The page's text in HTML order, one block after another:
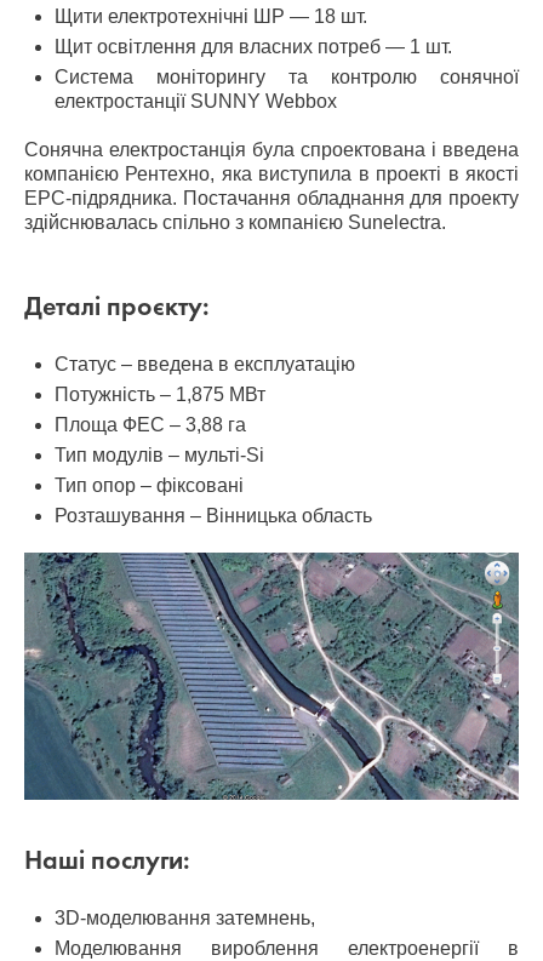
Щити електротехнічні ШР — 18 шт.
Щит освітлення для власних потреб — 1 шт.
Система моніторингу та контролю сонячної
електростанції SUNNY Webbox
Сонячна електростанція була спроектована і введена
компанією Рентехно, яка виступила в проекті в якості
ЕРС-підрядника. Постачання обладнання для проекту
здійснювалась спільно з компанією Sunelectra.
Деталі проєкту:
Статус – введена в експлуатацію
Потужність – 1,875 МВт
Площа ФЕС – 3,88 га
Тип модулів – мульті-Si
Тип опор – фіксовані
Розташування – Вінницька область
Наші послуги:
3D-моделювання затемнень,
Моделювання вироблення електроенергії в